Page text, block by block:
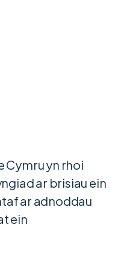
Cymru yn rhoi
ar brisiau ein
ar adnoddau
ein